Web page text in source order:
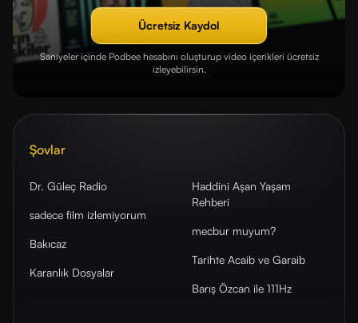
Ücretsiz Kaydol
Saniyeler içinde Podbee hesabını oluşturup video içerikleri ücretsiz
izleyebilirsin.
Şovlar
Dr. Güleç Radio
sadece film izlemiyorum
Bakıcaz
Karanlık Dosyalar
Haddini Aşan Yaşam
Rehberi
mecbur muyum?
Tarihte Acaib ve Garaib
Barış Özcan ile 111Hz